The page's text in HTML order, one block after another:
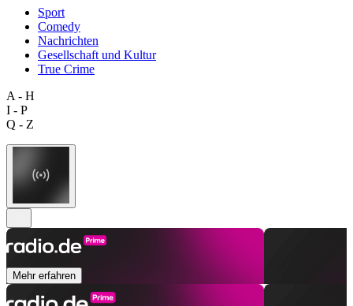
Sport
Comedy
Nachrichten
Gesellschaft und Kultur
True Crime
A - H
I - P
Q - Z
Mehr erfahren